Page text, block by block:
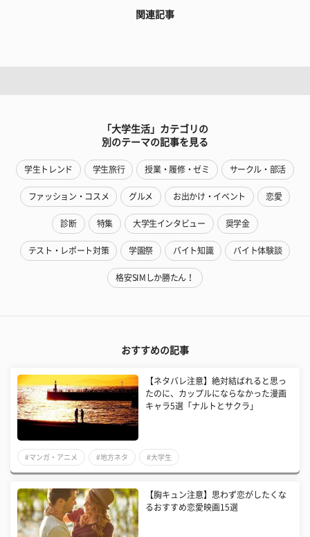
関連記事
「大学生活」カテゴリの
別のテーマの記事を見る
学生トレンド 学生旅行 授業・履修・ゼミ サークル・部活
ファッション・コスメ グルメ お出かけ・イベント 恋愛
診断 特集 大学生インタビュー 奨学金
テスト・レポート対策 学園祭 バイト知識 バイト体験談
格安SIMしか勝たん！
おすすめの記事
【ネタバレ注意】絶対結ばれると思っ
たのに、カップルにならなかった漫画
キャラ5選「ナルトとサクラ」
#マンガ・アニメ #地方ネタ #大学生
【胸キュン注意】思わず恋がしたくな
るおすすめ恋愛映画15選